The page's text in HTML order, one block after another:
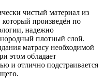
чистый материал из
произведён по
надежно
плотный слой.
матрасу необходимой
этом обладает
и отлично подстраивается